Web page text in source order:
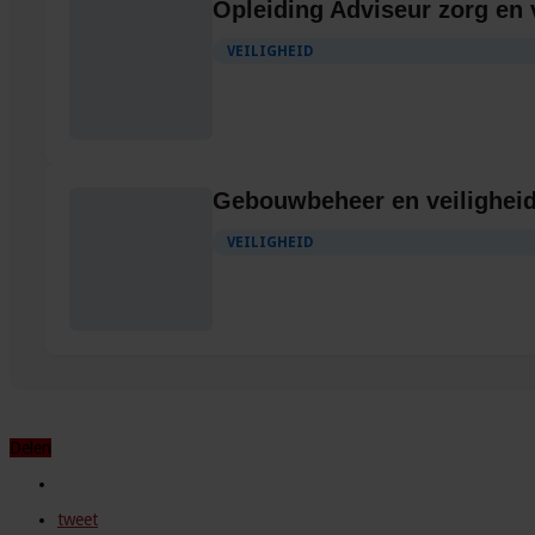
Opleiding Adviseur zorg en
VEILIGHEID
Gebouwbeheer en veiligheid
VEILIGHEID
Delen
tweet